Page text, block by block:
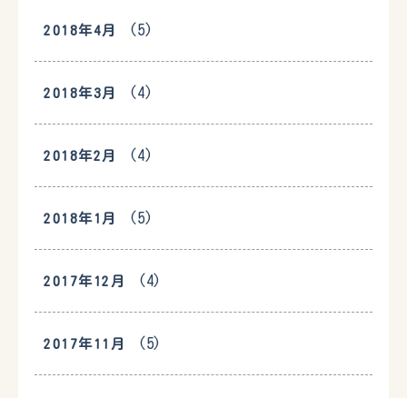
2018年4月 (5)
2018年3月 (4)
2018年2月 (4)
2018年1月 (5)
2017年12月 (4)
2017年11月 (5)